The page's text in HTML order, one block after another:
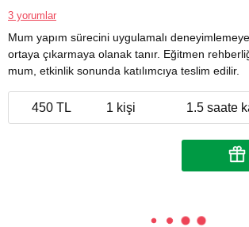
3 yorumlar
Mum yapım sürecini uygulamalı
ortaya çıkarmaya olanak tanır. Eğitmen
mum, etkinlik sonunda katılımcıya teslim edilir.
450 TL 1 kişi 1.5 saate